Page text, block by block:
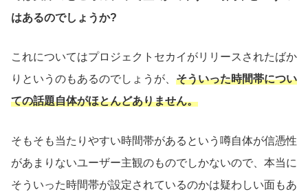
はあるのでしょうか?
これについてはプロジェクトセカイがリリースされたばか
りというのもあるのでしょうが、 そういった時間帯につい
ての話題自体がほとんどありません。
そもそも当たりやすい時間帯があるという噂自体が信憑性
があまりないユーザー主観のものでしかないので、本当に
そういった時間帯が設定されているのかは疑わしい面もあ